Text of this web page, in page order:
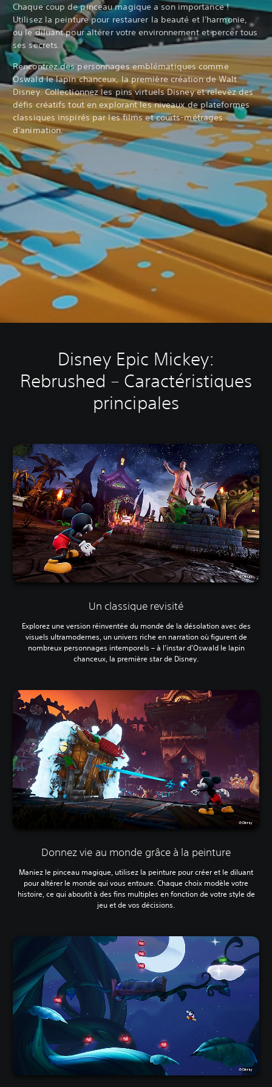
Chaque coup de pinceau magique a son importance !
Utilisez la peinture pour restaurer la beauté et l'harmonie,
ou le diluant pour altérer votre environnement et percer tous
ses secrets.
Rencontrez des personnages emblématiques comme
Oswald le lapin chanceux, la première création de Walt
Disney. Collectionnez les pins virtuels Disney et relevez des
défis créatifs tout en explorant les niveaux de plateformes
classiques inspirés par les films et courts-métrages
d'animation.
Disney Epic Mickey:
Rebrushed – Caractéristiques
principales
Un classique revisité
Explorez une version réinventée du monde de la désolation avec des
visuels ultramodernes, un univers riche en narration où figurent de
nombreux personnages intemporels – à l'instar d'Oswald le lapin
chanceux, la première star de Disney.
Donnez vie au monde grâce à la peinture
Maniez le pinceau magique, utilisez la peinture pour créer et le diluant
pour altérer le monde qui vous entoure. Chaque choix modèle votre
histoire, ce qui aboutit à des fins multiples en fonction de votre style de
jeu et de vos décisions.